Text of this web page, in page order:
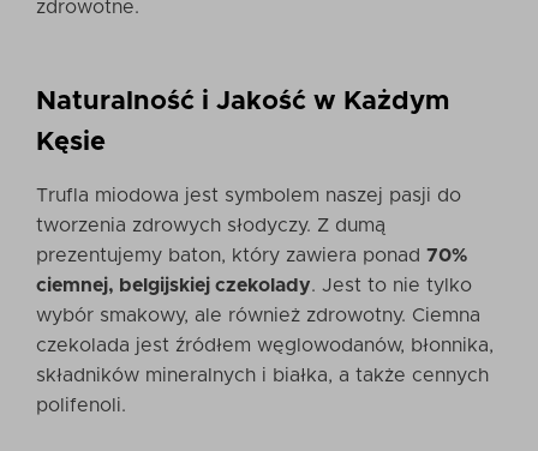
zdrowotne.
Naturalność i Jakość w Każdym
Kęsie
Trufla miodowa jest symbolem naszej pasji do
tworzenia zdrowych słodyczy. Z dumą
prezentujemy baton, który zawiera ponad 70%
ciemnej, belgijskiej czekolady. Jest to nie tylko
wybór smakowy, ale również zdrowotny. Ciemna
czekolada jest źródłem węglowodanów, błonnika,
składników mineralnych i białka, a także cennych
polifenoli.